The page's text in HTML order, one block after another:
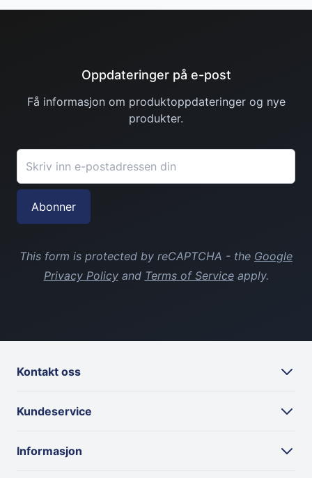
439,00 kr
Oppdateringer på e-post
Få informasjon om produktoppdateringer og nye
produkter.
E-postadresse
Abonner
This form is protected by reCAPTCHA - the Google
Privacy Policyand Terms of Serviceapply.
Kontakt oss
Kundeservice
Informasjon